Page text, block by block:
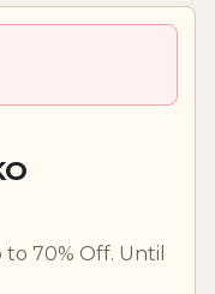
to 70% Off. Until